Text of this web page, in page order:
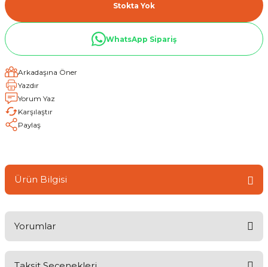
Stokta Yok
WhatsApp Sipariş
Arkadaşına Öner
Yazdır
Yorum Yaz
Karşılaştır
Paylaş
Ürün Bilgisi
Yorumlar